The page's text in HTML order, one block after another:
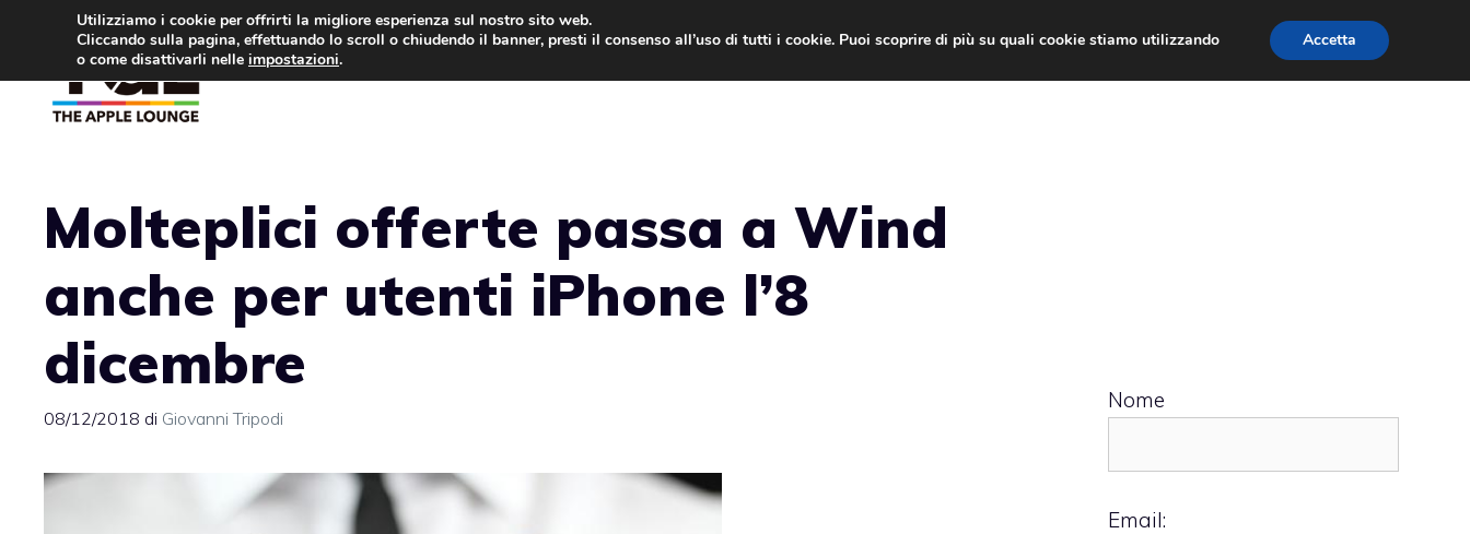
contenuto
Molteplici offerte passa a Wind
anche per utenti iPhone l’8
dicembre
08/12/2018 di Giovanni Tripodi
Nome
Email:
Utilizziamo i cookie per offrirti la migliore esperienza sul nostro sito web.
Cliccando sulla pagina, effettuando lo scroll o chiudendo il banner, presti il consenso all’uso di tutti i cookie. Puoi scoprire di più su quali cookie stiamo utilizzando
o come disattivarli nelle impostazioni.
Accetta